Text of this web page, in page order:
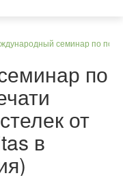
семинар по
по
от
в